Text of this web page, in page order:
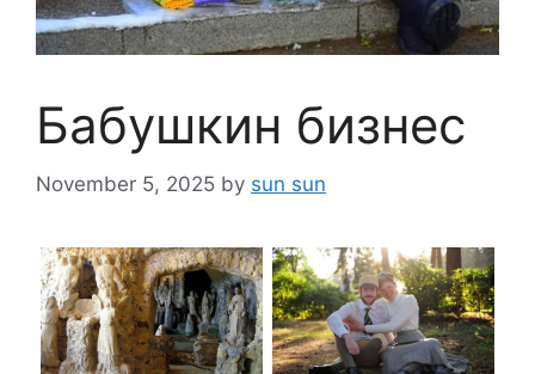
Бабушкин бизнес
November 5, 2025 by sun sun